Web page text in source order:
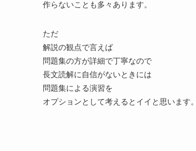
作らないことも多々あります。
ただ
解説の観点で言えば
問題集の方が詳細で丁寧なので
長文読解に自信がないときには
問題集による演習を
オプションとして考えるとイイと思います。